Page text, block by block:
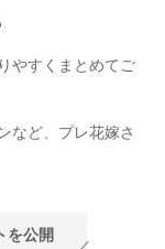
やすくまとめてご
など、プレ花嫁さ
を公開